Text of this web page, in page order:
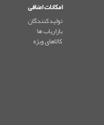
امکانات اضافی
تولیدکنندگان
بازاریاب ها
کالاهای ویژه